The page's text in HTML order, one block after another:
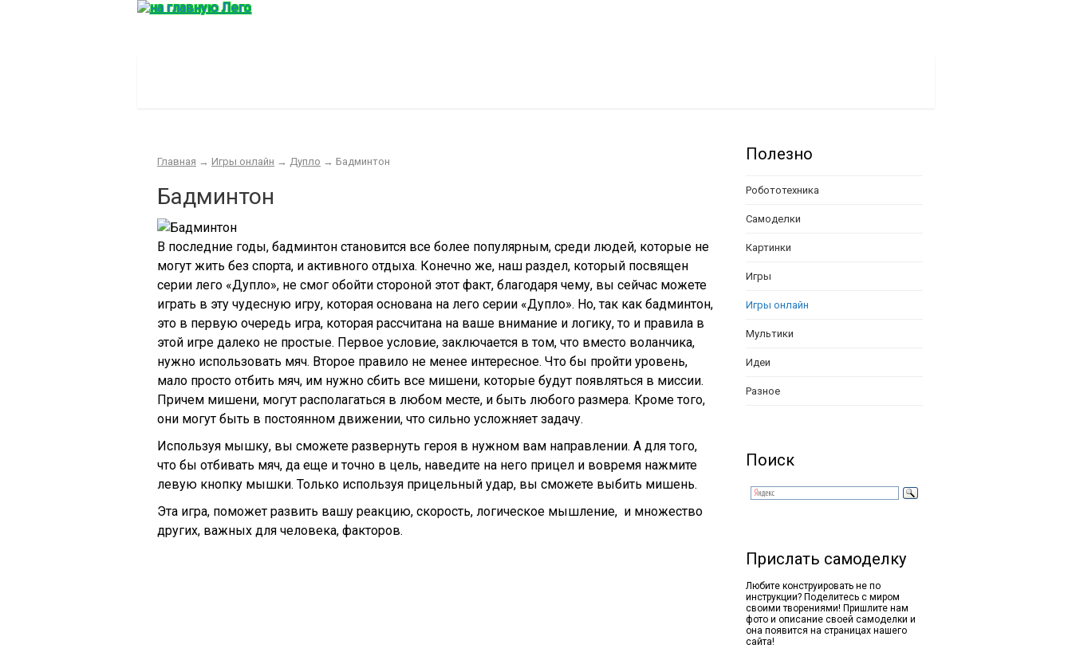
Главная → Игры онлайн → Дупло → Бадминтон
Бадминтон
В последние годы, бадминтон становится все более популярным, среди людей, которые не
могут жить без спорта, и активного отдыха. Конечно же, наш раздел, который посвящен
серии лего «Дупло», не смог обойти стороной этот факт, благодаря чему, вы сейчас можете
играть в эту чудесную игру, которая основана на лего серии «Дупло». Но, так как бадминтон,
это в первую очередь игра, которая рассчитана на ваше внимание и логику, то и правила в
этой игре далеко не простые. Первое условие, заключается в том, что вместо воланчика,
нужно использовать мяч. Второе правило не менее интересное. Что бы пройти уровень,
мало просто отбить мяч, им нужно сбить все мишени, которые будут появляться в миссии.
Причем мишени, могут располагаться в любом месте, и быть любого размера. Кроме того,
они могут быть в постоянном движении, что сильно усложняет задачу.
Используя мышку, вы сможете развернуть героя в нужном вам направлении. А для того,
что бы отбивать мяч, да еще и точно в цель, наведите на него прицел и вовремя нажмите
левую кнопку мышки. Только используя прицельный удар, вы сможете выбить мишень.
Эта игра, поможет развить вашу реакцию, скорость, логическое мышление, и множество
других, важных для человека, факторов.
Полезно
Робототехника
Самоделки
Картинки
Игры
Игры онлайн
Мультики
Идеи
Разное
Поиск
Прислать самоделку
Любите конструировать не по
инструкции? Поделитесь с миром
своими творениями! Пришлите нам
фото и описание своей самоделки и
она появится на страницах нашего
сайта!